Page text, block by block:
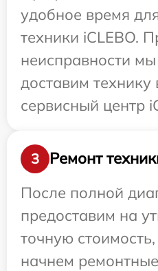
удобное время
техники iCLEBO.
неисправности
доставим технику
сервисный центр
3
Ремонт
После полной
предоставим на
точную
начнем